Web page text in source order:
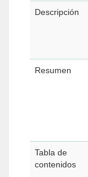
Descripción
Resumen
Tabla de
contenidos